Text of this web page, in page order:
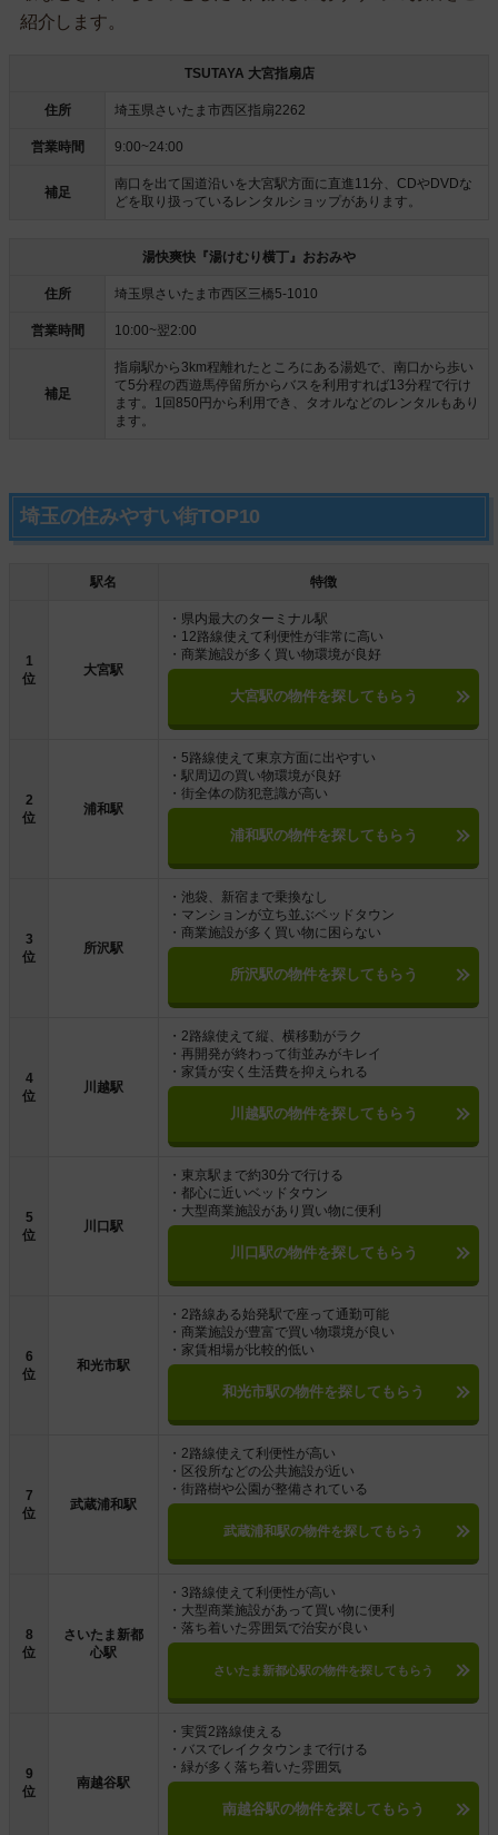
紹介します。
TSUTAYA 大宮指扇店
住所 埼玉県さいたま市西区指扇2262
営業時間 9:00~24:00
補足
南口を出て国道沿いを大宮駅方面に直進11分、CDやDVDな
どを取り扱っているレンタルショップがあります。
湯快爽快『湯けむり横丁』おおみや
住所 埼玉県さいたま市西区三橋5-1010
営業時間 10:00~翌2:00
補足
指扇駅から3km程離れたところにある湯処で、南口から歩い
て5分程の西遊馬停留所からバスを利用すれば13分程で行け
ます。1回850円から利用でき、タオルなどのレンタルもあり
ます。
埼玉の住みやすい街TOP10
駅名 特徴
1
位
大宮駅
・県内最大のターミナル駅
・12路線使えて利便性が非常に高い
・商業施設が多く買い物環境が良好
大宮駅の物件を探してもらう
2
位
浦和駅
・5路線使えて東京方面に出やすい
・駅周辺の買い物環境が良好
・街全体の防犯意識が高い
浦和駅の物件を探してもらう
3
位
所沢駅
・池袋、新宿まで乗換なし
・マンションが立ち並ぶベッドタウン
・商業施設が多く買い物に困らない
所沢駅の物件を探してもらう
4
位
川越駅
・2路線使えて縦、横移動がラク
・再開発が終わって街並みがキレイ
・家賃が安く生活費を抑えられる
川越駅の物件を探してもらう
5
位
川口駅
・東京駅まで約30分で行ける
・都心に近いベッドタウン
・大型商業施設があり買い物に便利
川口駅の物件を探してもらう
6
位
和光市駅
・2路線ある始発駅で座って通勤可能
・商業施設が豊富で買い物環境が良い
・家賃相場が比較的低い
和光市駅の物件を探してもらう
7
位
武蔵浦和駅
・2路線使えて利便性が高い
・区役所などの公共施設が近い
・街路樹や公園が整備されている
武蔵浦和駅の物件を探してもらう
8
位
さいたま新都
心駅
・3路線使えて利便性が高い
・大型商業施設があって買い物に便利
・落ち着いた雰囲気で治安が良い
さいたま新都心駅の物件を探してもらう
9
位
南越谷駅
・実質2路線使える
・バスでレイクタウンまで行ける
・緑が多く落ち着いた雰囲気
南越谷駅の物件を探してもらう